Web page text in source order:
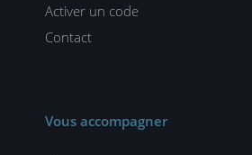
Activer un code
Contact
Vous accompagner